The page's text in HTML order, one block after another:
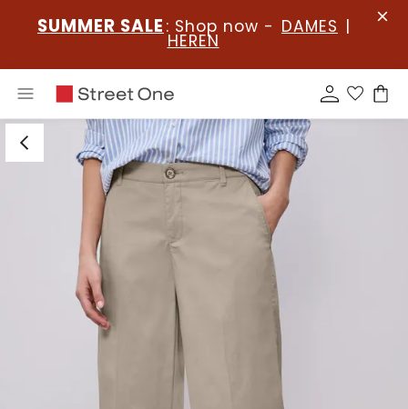
SUMMER SALE : Shop now - DAMES |
HEREN